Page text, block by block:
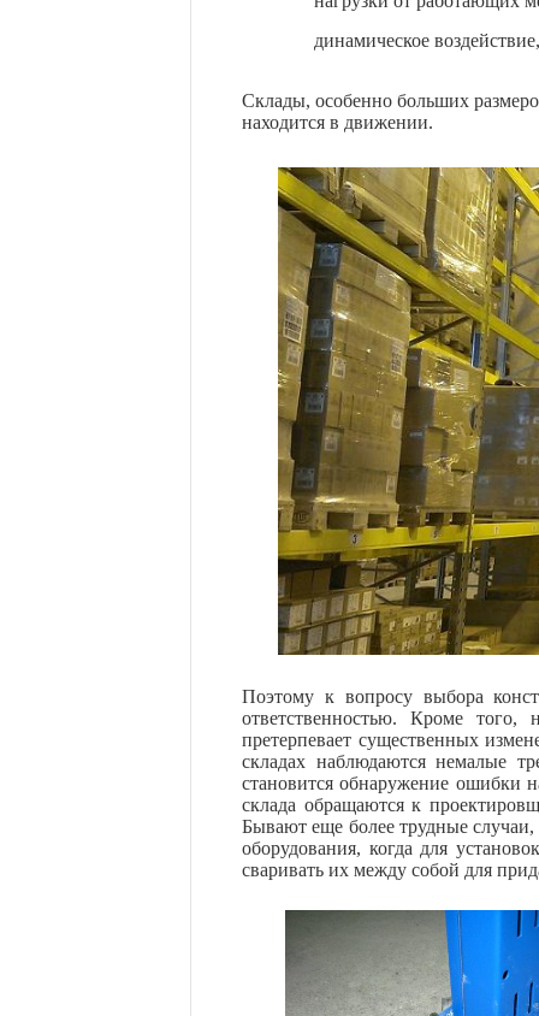
динамическое
Склады, особенно больших
находится в движении.
Поэтому к вопросу выбора
ответственностью. Кроме того,
претерпевает существенных
складах наблюдаются немалые
становится обнаружение ошибки
склада обращаются к
Бывают еще более трудные случаи,
оборудования, когда для
сваривать их между собой для